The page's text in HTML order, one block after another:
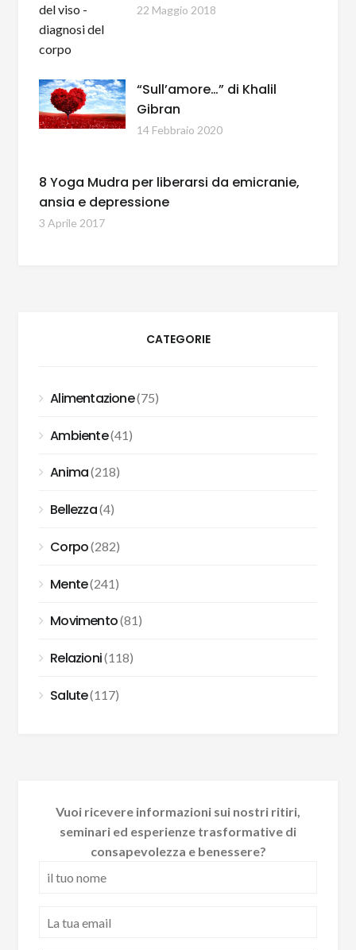
22 Maggio 2018
“Sull’amore…” di Khalil
Gibran
14 Febbraio 2020
8 Yoga Mudra per liberarsi da emicranie,
ansia e depressione
3 Aprile 2017
CATEGORIE
Alimentazione(75)
Ambiente(41)
Anima(218)
Bellezza(4)
Corpo(282)
Mente(241)
Movimento(81)
Relazioni(118)
Salute(117)
Vuoi ricevere informazioni sui nostri ritiri,
seminari ed esperienze trasformative di
consapevolezza e benessere?